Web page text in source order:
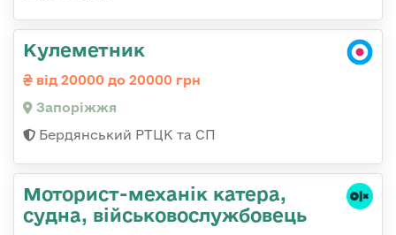
Кулеметник
від 20000 до 20000 грн
Запоріжжя
Бердянський РТЦК та СП
Моторист-механік катера,
судна, військовослужбовець